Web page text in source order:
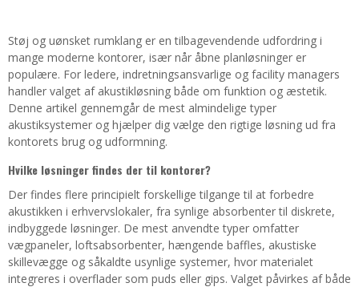
Støj og uønsket rumklang er en tilbagevendende udfordring i
mange moderne kontorer, især når åbne planløsninger er
populære. For ledere, indretningsansvarlige og facility managers
handler valget af akustikløsning både om funktion og æstetik.
Denne artikel gennemgår de mest almindelige typer
akustiksystemer og hjælper dig vælge den rigtige løsning ud fra
kontorets brug og udformning.
Hvilke løsninger findes der til kontorer?
Der findes flere principielt forskellige tilgange til at forbedre
akustikken i erhvervslokaler, fra synlige absorbenter til diskrete,
indbyggede løsninger. De mest anvendte typer omfatter
vægpaneler, loftsabsorbenter, hængende baffles, akustiske
skillevægge og såkaldte usynlige systemer, hvor materialet
integreres i overflader som puds eller gips. Valget påvirkes af både